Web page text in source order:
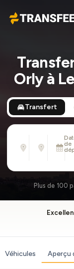
Transfeero
Orly à
Transfert
Adresse,
de
Plus de 100
Véhicules Aperçu